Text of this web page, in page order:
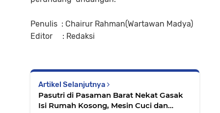
Penulis : Chairur Rahman(Wartawan Madya)
Editor : Redaksi
Artikel Selanjutnya
Pasutri di Pasaman Barat Nekat Gasak
Isi Rumah Kosong, Mesin Cuci dan